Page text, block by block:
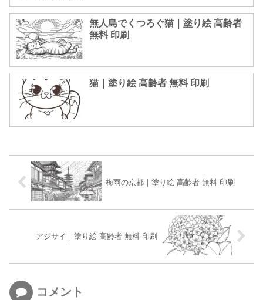
無人島でくつろぐ猫｜塗り絵 高齢者
無料 印刷
猫｜塗り絵 高齢者 無料 印刷
梅雨の京都｜塗り絵 高齢者 無料 印刷
アジサイ｜塗り絵 高齢者 無料 印刷
コメント